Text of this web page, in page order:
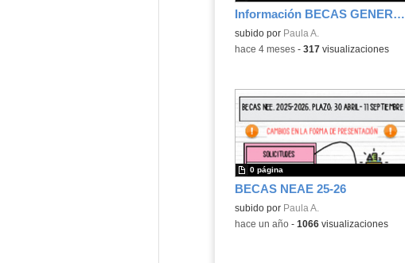
Información BECAS GENERALES curso 26/27
subido por Paula A.
-hace 4 meses- 317visualizaciones
BECAS NEAE 25-26
subido por Paula A.
0 página
-hace un año- 1066visualizaciones